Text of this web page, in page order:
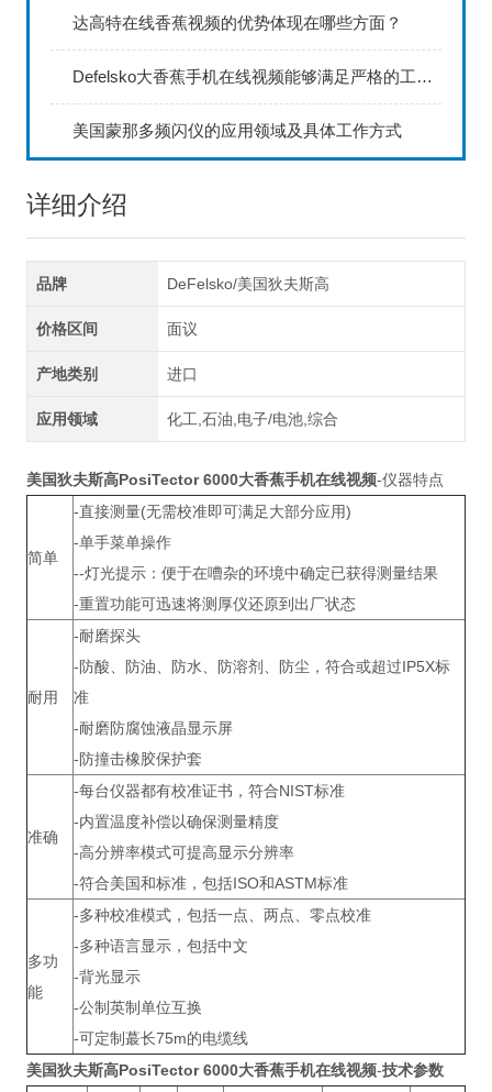
达高特在线香蕉视频的优势体现在哪些方面？
Defelsko大香蕉手机在线视频能够满足严格的工业标准
美国蒙那多频闪仪的应用领域及具体工作方式
详细介绍
品牌 DeFelsko/美国狄夫斯高
价格区间 面议
产地类别 进口
应用领域 化工,石油,电子/电池,综合
美国狄夫斯高PosiTector6000大香蕉手机在线视频-仪器特点
简单
-直接测量(无需校准即可满足大部分应用)
-单手菜单操作
--灯光提示：便于在嘈杂的环境中确定已获得测量结果
-重置功能可迅速将测厚仪还原到出厂状态
耐用
-耐磨探头
-防酸、防油、防水、防溶剂、防尘，符合或超过IP5X标
准
-耐磨防腐蚀液晶显示屏
-防撞击橡胶保护套
准确
-每台仪器都有校准证书，符合NIST标准
-内置温度补偿以确保测量精度
-高分辨率模式可提高显示分辨率
-符合美国和标准，包括ISO和ASTM标准
多功
能
-多种校准模式，包括一点、两点、零点校准
-多种语言显示，包括中文
-背光显示
-公制英制单位互换
-可定制蕞长75m的电缆线
美国狄夫斯高PosiTector6000大香蕉手机在线视频-技术参数